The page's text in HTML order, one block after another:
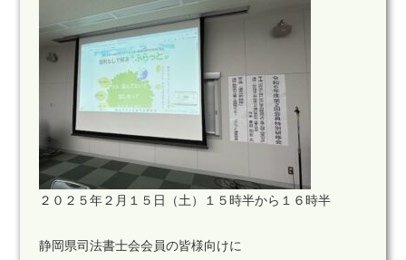
２０２５年２月１５日（土）１５時半から１６時半
静岡県司法書士会会員の皆様向けに